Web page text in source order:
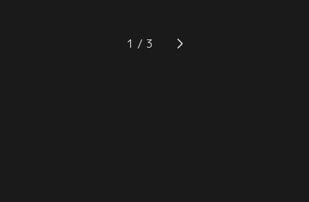
してしまう。花嫁に対する皆からの
祝福さえ素直に受け取れないベイリ
けるだけだと実感する2人は、驚く
べき決断をする。一方カリーは、ベ
1